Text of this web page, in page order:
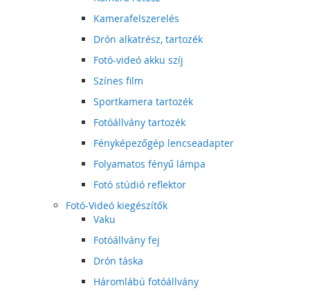
Kamerafelszerelés
Drón alkatrész, tartozék
Fotó-videó akku szíj
Színes film
Sportkamera tartozék
Fotóállvány tartozék
Fényképezőgép lencseadapter
Folyamatos fényű lámpa
Fotó stúdió reflektor
Fotó-Videó kiegészítők
Vaku
Fotóállvány fej
Drón táska
Háromlábú fotóállvány